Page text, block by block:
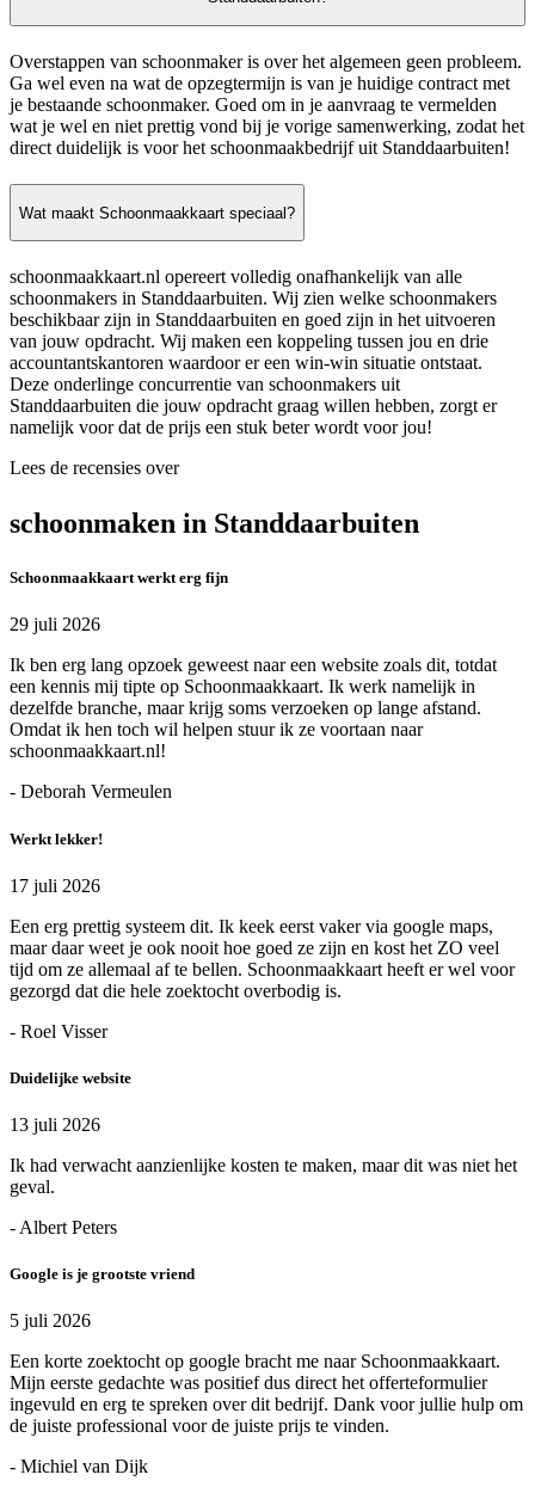
Overstappen van schoonmaker is over het algemeen geen probleem.
Ga wel even na wat de opzegtermijn is van je huidige contract met
je bestaande schoonmaker. Goed om in je aanvraag te vermelden
wat je wel en niet prettig vond bij je vorige samenwerking, zodat het
direct duidelijk is voor het schoonmaakbedrijf uit Standdaarbuiten!
Wat maakt Schoonmaakkaart speciaal?
schoonmaakkaart.nl opereert volledig onafhankelijk van alle
schoonmakers in Standdaarbuiten. Wij zien welke schoonmakers
beschikbaar zijn in Standdaarbuiten en goed zijn in het uitvoeren
van jouw opdracht. Wij maken een koppeling tussen jou en drie
accountantskantoren waardoor er een win-win situatie ontstaat.
Deze onderlinge concurrentie van schoonmakers uit
Standdaarbuiten die jouw opdracht graag willen hebben, zorgt er
namelijk voor dat de prijs een stuk beter wordt voor jou!
Lees de recensies over
schoonmaken in Standdaarbuiten
Schoonmaakkaart werkt erg fijn
29 juli 2026
Ik ben erg lang opzoek geweest naar een website zoals dit, totdat
een kennis mij tipte op Schoonmaakkaart. Ik werk namelijk in
dezelfde branche, maar krijg soms verzoeken op lange afstand.
Omdat ik hen toch wil helpen stuur ik ze voortaan naar
schoonmaakkaart.nl!
- Deborah Vermeulen
Werkt lekker!
17 juli 2026
Een erg prettig systeem dit. Ik keek eerst vaker via google maps,
maar daar weet je ook nooit hoe goed ze zijn en kost het ZO veel
tijd om ze allemaal af te bellen. Schoonmaakkaart heeft er wel voor
gezorgd dat die hele zoektocht overbodig is.
- Roel Visser
Duidelijke website
13 juli 2026
Ik had verwacht aanzienlijke kosten te maken, maar dit was niet het
geval.
- Albert Peters
Google is je grootste vriend
5 juli 2026
Een korte zoektocht op google bracht me naar Schoonmaakkaart.
Mijn eerste gedachte was positief dus direct het offerteformulier
ingevuld en erg te spreken over dit bedrijf. Dank voor jullie hulp om
de juiste professional voor de juiste prijs te vinden.
- Michiel van Dijk